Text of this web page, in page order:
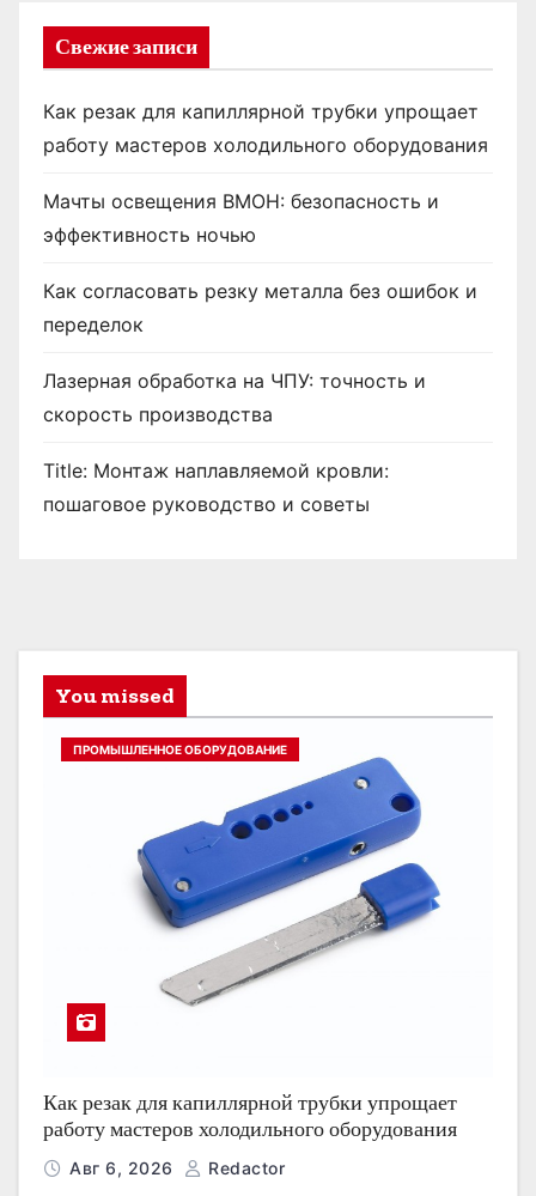
Свежие записи
Как резак для капиллярной трубки упрощает
работу мастеров холодильного оборудования
Мачты освещения ВМОН: безопасность и
эффективность ночью
Как согласовать резку металла без ошибок и
переделок
Лазерная обработка на ЧПУ: точность и
скорость производства
Title: Монтаж наплавляемой кровли:
пошаговое руководство и советы
You missed
ПРОМЫШЛЕННОЕ ОБОРУДОВАНИЕ
Как резак для капиллярной трубки упрощает
работу мастеров холодильного оборудования
Авг 6, 2026 Redactor